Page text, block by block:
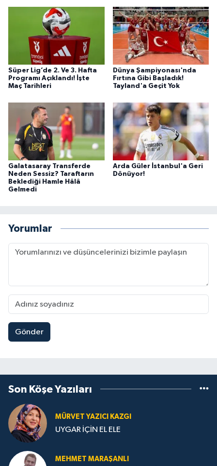
Süper Lig’de 2. Ve 3. Hafta
Programı Açıklandı! İşte
Maç Tarihleri
Dünya Şampiyonası'nda
Fırtına Gibi Başladık!
Tayland'a Geçit Yok
Galatasaray Transferde
Neden Sessiz? Taraftarın
Beklediği Hamle Hâlâ
Gelmedi
Arda Güler İstanbul'a Geri
Dönüyor!
Yorumlar
Gönder
Son Köşe Yazıları
MÜRVET YAZICI KAZGI
UYGAR İÇİN EL ELE
MEHMET MARAŞANLI